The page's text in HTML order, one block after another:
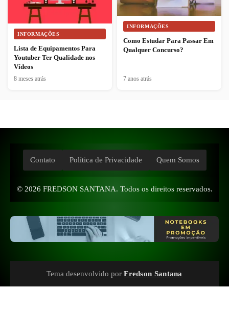
INFORMAÇÕES
Lista de Equipamentos Para
Youtuber Ter Qualidade nos
Vídeos
8 meses atrás
INFORMAÇÕES
Como Estudar Para Passar Em
Qualquer Concurso?
7 anos atrás
Contato Política de Privacidade Quem Somos
© 2026 FREDSON SANTANA. Todos os direitos reservados.
Tema desenvolvido por Fredson Santana